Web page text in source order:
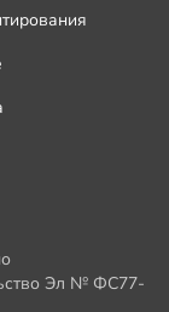
Эл № ФС77-